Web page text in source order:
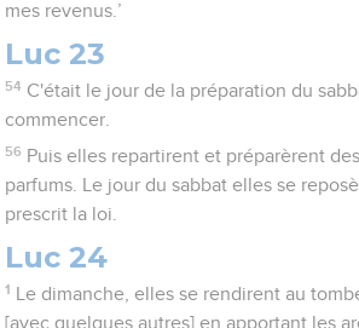
mes revenus.’
Luc 23
54 C'était le jour de la préparation du
commencer.
56 Puis elles repartirent et préparèrent
parfums. Le jour du sabbat elles se
prescrit la loi.
Luc 24
1
Le dimanche, elles se rendirent au
[avec quelques autres] en apportant les